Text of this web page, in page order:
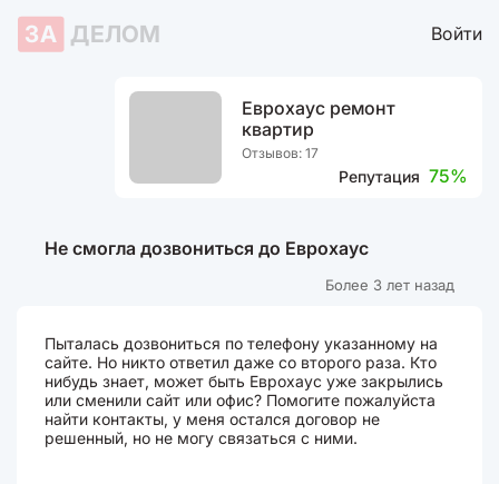
ЗА ДЕЛОМ Войти
Еврохаус ремонт
квартир
Отзывов: 17
Репутация 75%
Не смогла дозвониться до Еврохаус
Более 3 лет назад
Пыталась дозвониться по телефону указанному на
сайте. Но никто ответил даже со второго раза. Кто
нибудь знает, может быть Еврохаус уже закрылись
или сменили сайт или офис? Помогите пожалуйста
найти контакты, у меня остался договор не
решенный, но не могу связаться с ними.